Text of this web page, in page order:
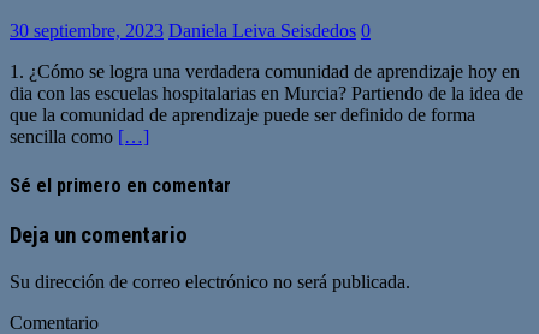
30 septiembre, 2023 Daniela Leiva Seisdedos 0
1. ¿Cómo se logra una verdadera comunidad de aprendizaje hoy en
dia con las escuelas hospitalarias en Murcia? Partiendo de la idea de
que la comunidad de aprendizaje puede ser definido de forma
sencilla como […]
Sé el primero en comentar
Deja un comentario
Su dirección de correo electrónico no será publicada.
Comentario